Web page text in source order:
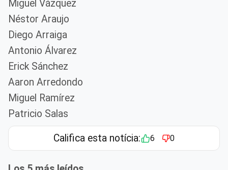
Miguel Vázquez
Néstor Araujo
Diego Arraiga
Antonio Álvarez
Erick Sánchez
Aaron Arredondo
Miguel Ramírez
Patricio Salas
Califica esta notícia: 6 0